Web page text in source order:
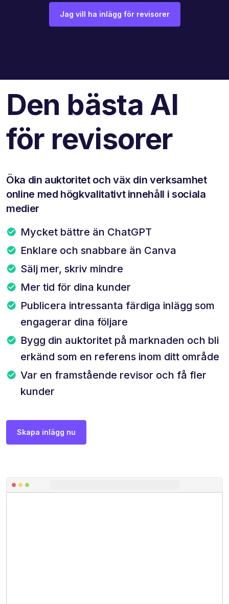
Jag vill ha inlägg för revisorer
Den bästa AI
för revisorer
Öka din auktoritet och väx din verksamhet
online med högkvalitativt innehåll i sociala
medier
Mycket bättre än ChatGPT
Enklare och snabbare än Canva
Sälj mer, skriv mindre
Mer tid för dina kunder
Publicera intressanta färdiga inlägg som
engagerar dina följare
Bygg din auktoritet på marknaden och bli
erkänd som en referens inom ditt område
Var en framstående revisor och få fler
kunder
Skapa inlägg nu